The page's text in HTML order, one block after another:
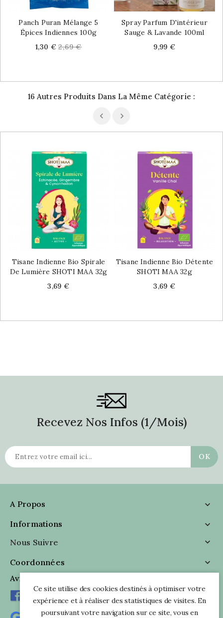
Panch Puran Mélange 5
Épices Indiennes 100g
Price
1,30 € Regular
2,69 €
Spray Parfum D'intérieur
Sauge & Lavande 100ml
Price
9,99 €
16 Autres Produits Dans La Même Catégorie :
Tisane Indienne Bio Spirale
De Lumière SHOTI MAA 32g
Price
3,69 €
Tisane Indienne Bio Détente
SHOTI MAA 32g
Price
3,69 €
Recevez Nos Infos (1/mois)
A Propos

Informations

Nous Suivre

Coordonnées

Avis Clients
Ce site utilise des cookies destinés à optimiser votre
expérience et à réaliser des statistiques de visites. En
poursuivant votre navigation sur ce site, vous en